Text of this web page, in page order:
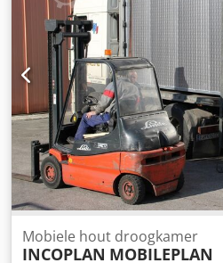
Mobiele hout droogkamer
INCOPLAN MOBILEPLAN